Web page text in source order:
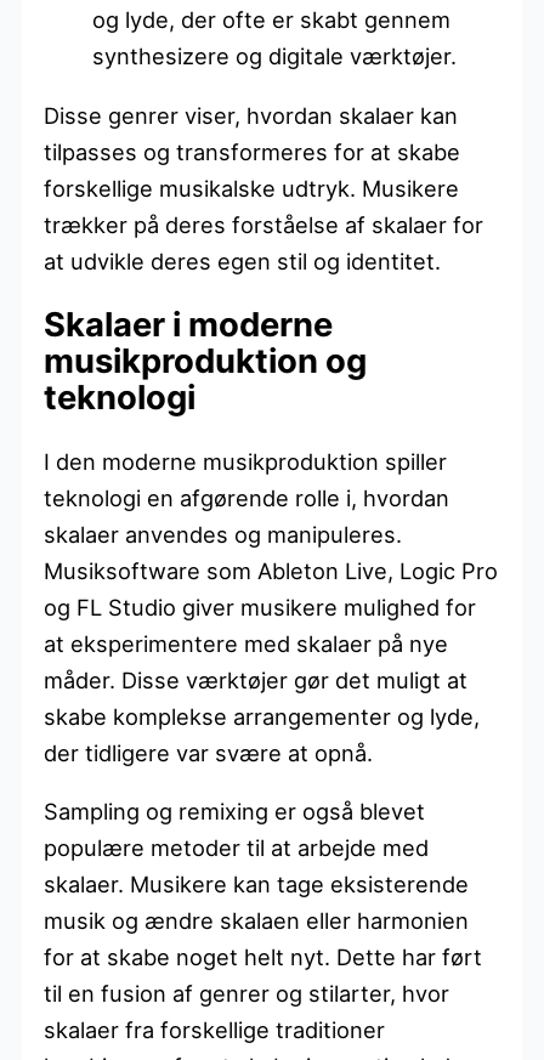
og lyde, der ofte er skabt gennem
synthesizere og digitale værktøjer.
Disse genrer viser, hvordan skalaer kan
tilpasses og transformeres for at skabe
forskellige musikalske udtryk. Musikere
trækker på deres forståelse af skalaer for
at udvikle deres egen stil og identitet.
Skalaer i moderne
musikproduktion og
teknologi
I den moderne musikproduktion spiller
teknologi en afgørende rolle i, hvordan
skalaer anvendes og manipuleres.
Musiksoftware som Ableton Live, Logic Pro
og FL Studio giver musikere mulighed for
at eksperimentere med skalaer på nye
måder. Disse værktøjer gør det muligt at
skabe komplekse arrangementer og lyde,
der tidligere var svære at opnå.
Sampling og remixing er også blevet
populære metoder til at arbejde med
skalaer. Musikere kan tage eksisterende
musik og ændre skalaen eller harmonien
for at skabe noget helt nyt. Dette har ført
til en fusion af genrer og stilarter, hvor
skalaer fra forskellige traditioner